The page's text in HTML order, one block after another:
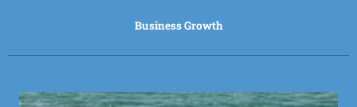
Business Growth